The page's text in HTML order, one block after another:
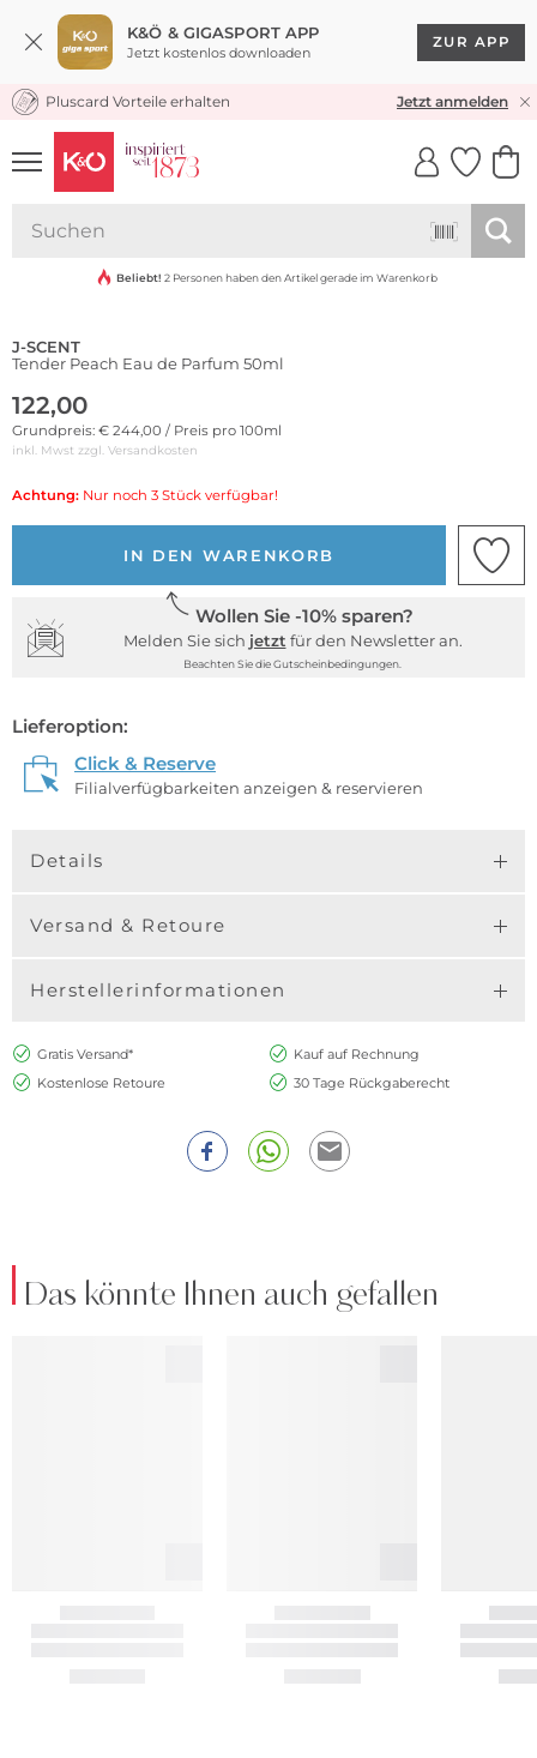
K&Ö & GIGASPORT APP
Jetzt kostenlos downloaden
ZUR APP
KOSTENLOSER VERSAND* & RÜCKVERSAND
Pluscard Vorteile erhalten Jetzt anmelden
UNSERE APP
CLICK &
Beliebt! 2 Personen haben den Artikel gerade im Warenkorb
J-SCENT
Tender Peach Eau de Parfum 50ml
122,00
Grundpreis: € 244,00 / Preis pro 100ml
inkl. Mwst zzgl. Versandkosten
Achtung: Nur noch 3 Stück verfügbar!
IN DEN WARENKORB
Wollen Sie -10% sparen?
Melden Sie sich jetzt für den Newsletter an.
Beachten Sie die Gutscheinbedingungen.
Lieferoption:
Click & Reserve
Filialverfügbarkeiten anzeigen & reservieren
Details
Versand & Retoure
Herstellerinformationen
Gratis Versand*
Kauf auf Rechnung
Kostenlose Retoure
30 Tage Rückgaberecht
Das könnte Ihnen auch gefallen